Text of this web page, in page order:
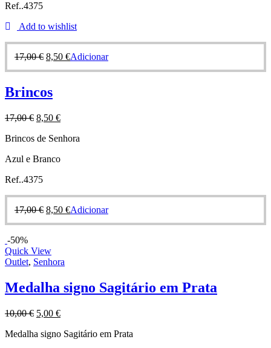
Ref..4375
Add to wishlist
17,00€ 8,50 €Adicionar
Brincos
17,00€ 8,50 €
Brincos de Senhora
Azul e Branco
Ref..4375
17,00€ 8,50 €Adicionar
-50%
Quick View
Outlet, Senhora
Medalha signo Sagitário em Prata
10,00€ 5,00 €
Medalha signo Sagitário em Prata